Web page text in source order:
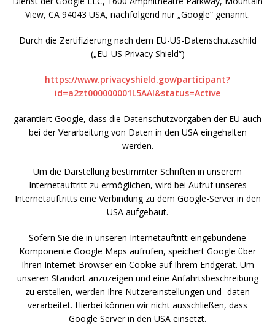
View, CA 94043 USA, nachfolgend nur „Google“ genannt.
Durch die Zertifizierung nach dem EU-US-Datenschutzschild
(„EU-US Privacy Shield“)
https://www.privacyshield.gov/participant?
id=a2zt000000001L5AAI&status=Active
garantiert Google, dass die Datenschutzvorgaben der EU auch
bei der Verarbeitung von Daten in den USA eingehalten
werden.
Um die Darstellung bestimmter Schriften in unserem
Internetauftritt zu ermöglichen, wird bei Aufruf unseres
Internetauftritts eine Verbindung zu dem Google-Server in den
USA aufgebaut.
Sofern Sie die in unseren Internetauftritt eingebundene
Komponente Google Maps aufrufen, speichert Google über
Ihren Internet-Browser ein Cookie auf Ihrem Endgerät. Um
unseren Standort anzuzeigen und eine Anfahrtsbeschreibung
zu erstellen, werden Ihre Nutzereinstellungen und -daten
verarbeitet. Hierbei können wir nicht ausschließen, dass
Google Server in den USA einsetzt.